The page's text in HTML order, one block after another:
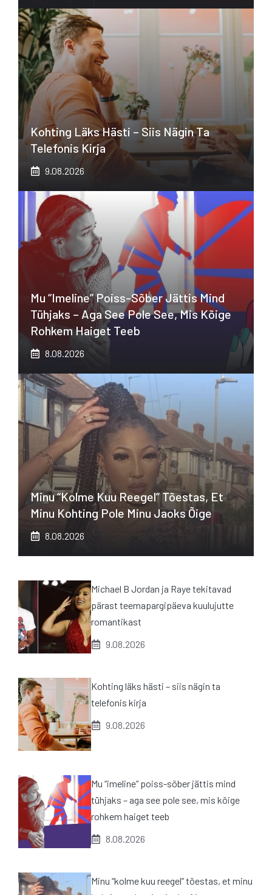
Kohting Läks Hästi – Siis Nägin Ta
Telefonis Kirja
9.08.2026
Mu “imeline” Poiss-Sõber Jättis Mind
Tühjaks – Aga See Pole See, Mis Kõige
Rohkem Haiget Teeb
8.08.2026
Minu “kolme Kuu Reegel” Tõestas, Et
Minu Kohting Pole Minu Jaoks Õige
8.08.2026
Michael B Jordan ja Raye tekitavad
pärast teemapargipäeva kuulujutte
romantikast
9.08.2026
Kohting läks hästi – siis nägin ta
telefonis kirja
9.08.2026
Mu “imeline” poiss-sõber jättis mind
tühjaks – aga see pole see, mis kõige
rohkem haiget teeb
8.08.2026
Minu “kolme kuu reegel” tõestas, et minu